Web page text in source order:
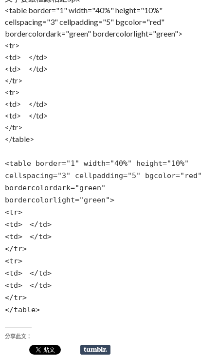
<table border="1" width="40%" height="10%"
cellspacing="3" cellpadding="5" bgcolor="red"
bordercolordark="green" bordercolorlight="green">
<tr>
<td> </td>
<td> </td>
</tr>
<tr>
<td> </td>
<td> </td>
</tr>
</table>
<table border="1" width="40%" height="10%"
cellspacing="3" cellpadding="5" bgcolor="red"
bordercolordark="green"
bordercolorlight="green">
<tr>
<td> </td>
<td> </td>
</tr>
<tr>
<td> </td>
<td> </td>
</tr>
</table>
分享此文：